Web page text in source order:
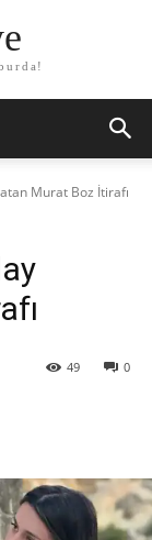
Murat Boz İtirafı
0
49